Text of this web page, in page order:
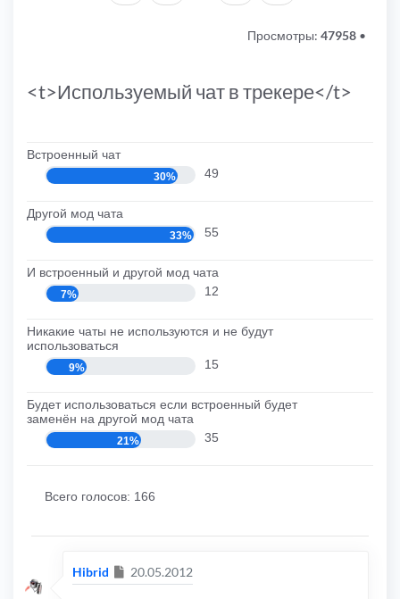
Просмотры: 47958 •
<t>Используемый чат в трекере</t>
Встроенный чат
30% 49
Другой мод чата
33% 55
И встроенный и другой мод чата
7% 12
Никакие чаты не используются и не будут
использоваться
9% 15
Будет использоваться если встроенный будет
заменён на другой мод чата
21% 35
Всего голосов: 166
Hibrid Сообщение
20.05.2012